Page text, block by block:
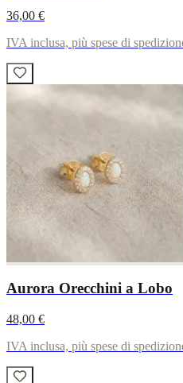
36,00 €
IVA inclusa, più spese di
Aurora Orecchini a Lobo
48,00 €
IVA inclusa, più spese di